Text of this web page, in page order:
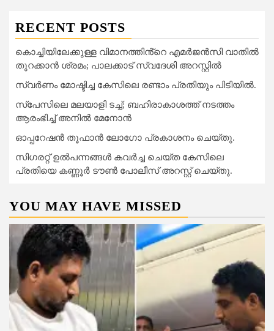
RECENT POSTS
കൊച്ചിയിലേക്കുള്ള വിമാനത്തിൻ്റെ എമര്‍ജന്‍സി വാതില്‍
തുറക്കാന്‍ ശ്രമം; പാലക്കാട് സ്വദേശി അറസ്റ്റില്‍
സ്വർണം മോഷ്ടിച്ച കേസിലെ രണ്ടാം പ്രതിയും പിടിയിൽ.
സ്‌പേസിലെ മലയാളി ടച്ച്; ബഹിരാകാശത്ത് നടത്തം
ആരംഭിച്ച് അനില്‍ മേനോന്‍
ഓപ്പറേഷൻ തൂഫാൻ ലോഗോ പ്രകാശനം ചെയ്തു.
സിഗരറ്റ് ഉൽപന്നങ്ങൾ കവർച്ച ചെയ്ത കേസിലെ
പ്രതിയെ കണ്ണൂർ ടൗൺ പോലീസ് അറസ്റ്റ് ചെയ്തു.
YOU MAY HAVE MISSED